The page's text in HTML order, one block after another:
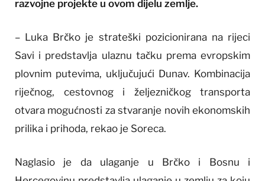
razvojne projekte u ovom dijelu zemlje.
– Luka Brčko je strateški pozicionirana na rijeci
Savi i predstavlja ulaznu tačku prema evropskim
plovnim putevima, uključujući Dunav. Kombinacija
riječnog, cestovnog i željezničkog transporta
otvara mogućnosti za stvaranje novih ekonomskih
prilika i prihoda, rekao je Soreca.
Naglasio je da ulaganje u Brčko i Bosnu i